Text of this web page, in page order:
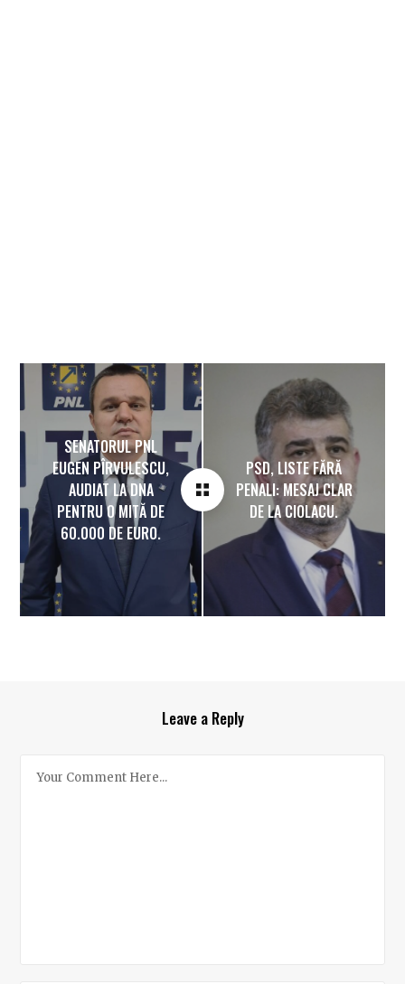
SENATORUL PNL
EUGEN PÎRVULESCU,
AUDIAT LA DNA
PENTRU O MITĂ DE
60.000 DE EURO.
PSD, LISTE FĂRĂ
PENALI: MESAJ CLAR
DE LA CIOLACU.
Leave a Reply